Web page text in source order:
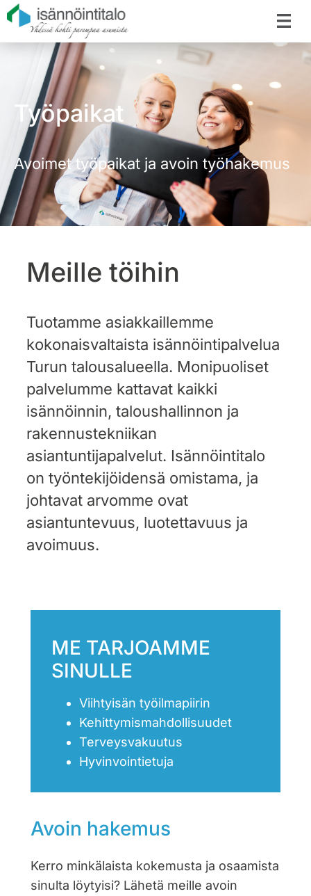
Työpaikat
Avoimet työpaikat ja avoin työhakemus
Meille töihin
Tuotamme asiakkaillemme
kokonaisvaltaista isännöintipalvelua
Turun talousalueella. Monipuoliset
palvelumme kattavat kaikki
isännöinnin, taloushallinnon ja
rakennustekniikan
asiantuntijapalvelut. Isännöintitalo
on työntekijöidensä omistama, ja
johtavat arvomme ovat
asiantuntevuus, luotettavuus ja
avoimuus.
Avoin hakemus
Kerro minkälaista kokemusta ja osaamista
sinulta löytyisi? Lähetä meille avoin
ME TARJOAMME
SINULLE
Viihtyisän työilmapiirin
Kehittymismahdollisuudet
Terveysvakuutus
Hyvinvointietuja